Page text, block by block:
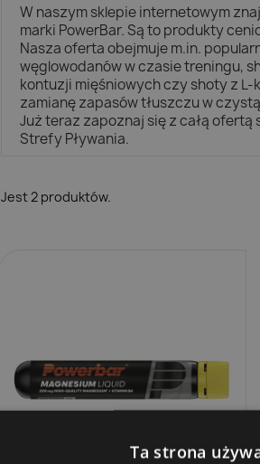
W naszym sklepie internetowym
marki PowerBar. Są to produkty
Nasza oferta obejmuje m.in.
węglowodanów w czasie treningu,
kontuzji mięśniowych czy shoty z
zamianę zapasów tłuszczu w
Już teraz zapoznaj się z całą
Strefy Pływania.
Jest 2 produktów.
Ta strona